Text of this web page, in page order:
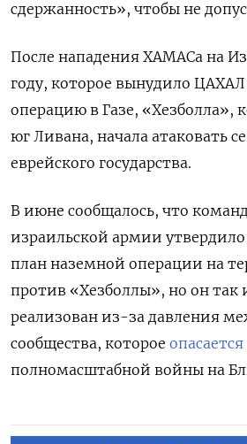
сдержанность», чтобы не
После нападения ХАМАСа на
году, которое вынудило
операцию в Газе, «Хезболла»,
юг Ливана, начала атаковать
еврейского государства.
В июне сообщалось, что
израильской армии
план наземной операции на
против «Хезболлы», но он так
реализован из-за давления
сообщества, которое опасается
полномасштабной войны на